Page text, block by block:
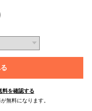
料を確認する
無料になります。